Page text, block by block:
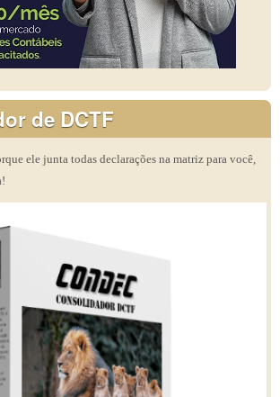
de DCTF
ele junta todas declarações na matriz para você,